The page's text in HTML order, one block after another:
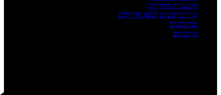
מעשנות מיוחדות
טרייגריסטים למען החיילים
מתכונים
מתכונים